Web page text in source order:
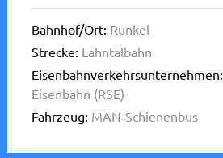
Bahnhof/Ort: Runkel
Strecke: Lahntalbahn
Eisenbahnverkehrsunternehmen:
Eisenbahn (RSE)
Fahrzeug: MAN-Schienenbus